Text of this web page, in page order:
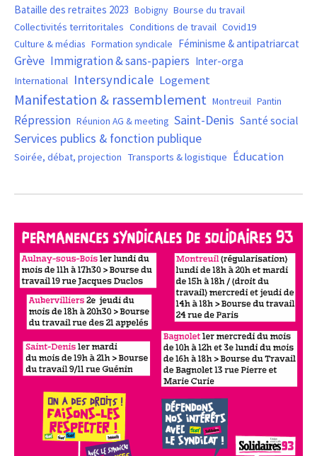
Bataille des retraites 2023 Bobigny Bourse du travail
Collectivités territoritales Conditions de travail Covid19
Culture & médias Formation syndicale Féminisme & antipatriarcat
Grève Immigration & sans-papiers Inter-orga
International Intersyndicale Logement
Manifestation & rassemblement Montreuil Pantin
Répression Réunion AG & meeting Saint-Denis Santé social
Services publics & fonction publique
Soirée, débat, projection Transports & logistique Éducation